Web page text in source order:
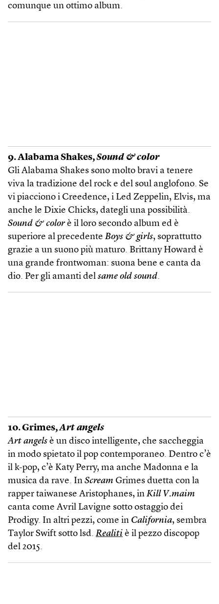
comunque un ottimo album.
9. Alabama Shakes,Sound & color
Gli Alabama Shakes sono molto bravi a tenere
viva la tradizione del rock e del soul anglofono. Se
vi piacciono i Creedence, i Led Zeppelin, Elvis, ma
anche le Dixie Chicks, dategli una possibilità.
Sound & colorè il loro secondo album ed è
superiore al precedente Boys & girls, soprattutto
grazie a un suono più maturo. Brittany Howard è
una grande frontwoman: suona bene e canta da
dio. Per gli amanti del same old sound.
10. Grimes,Art angels
Art angels è un disco intelligente, che saccheggia
in modo spietato il pop contemporaneo. Dentro c’è
il k-pop, c’è Katy Perry, ma anche Madonna e la
musica da rave. In Scream Grimes duetta con la
rapper taiwanese Aristophanes, in Kill V.maim
canta come Avril Lavigne sotto ostaggio dei
Prodigy. In altri pezzi, come in California, sembra
Taylor Swift sotto lsd. Realiti è il pezzo discopop
del 2015.